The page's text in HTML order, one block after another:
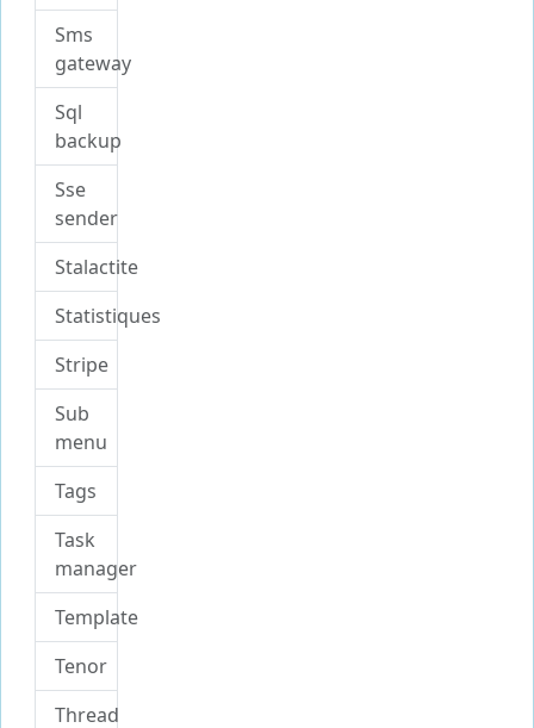
Sms
gateway
Sql
backup
Sse
sender
Stalactite
Statistiques
Stripe
Sub
menu
Tags
Task
manager
Template
Tenor
Thread